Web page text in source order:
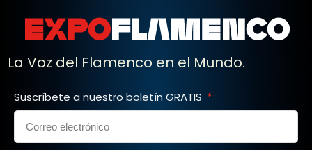
La Voz del Flamenco en el Mundo.
Suscríbete a nuestro boletín GRATIS